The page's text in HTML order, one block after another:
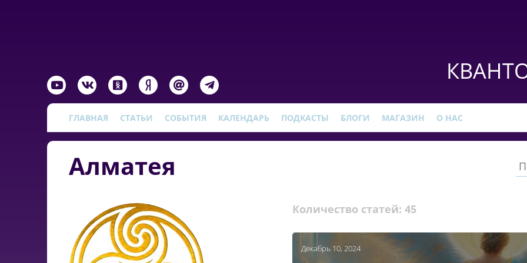
ГЛАВНАЯ СТАТЬИ СОБЫТИЯ КАЛЕНДАРЬ ПОДКАСТЫ БЛОГИ МАГАЗИН О НАС
Алматея
Количество статей: 45
Декабрь 10, 2024